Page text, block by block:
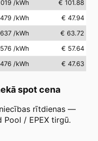
/kWh
€ 101.88
/kWh
€ 47.94
/kWh
€ 63.72
/kWh
€ 57.64
/kWh € 47.63
spot cena
rītdienas —
/ EPEX tirgū.